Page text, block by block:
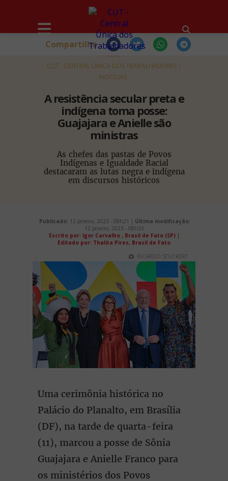
HOME
CUT - CENTRAL ÚNICA DOS TRABALHADORES
NOTÍCIAS
A resistência secular preta e
indígena toma posse:
Guajajara e Anielle são
ministras
As chefes das pastas de Povos
Indígenas e Igualdade Racial
destacaram as lutas negra e indígena
em discursos históricos
Compartilhe
Publicado: 12 Janeiro, 2023 - 08h21 | Última modificação:
12 Janeiro, 2023 - 08h33
Escrito por: Igor Carvalho , Brasil de Fato (SP)|
Editado por: Thalita Pires, Brasil de Fato
RICARDO STUCKERT
Uma cerimônia histórica no
Palácio do Planalto, em Brasília
(DF), na tarde de quarta-feira
(11), marcou a posse de Sônia
Guajajara e Anielle Franco para
os ministérios dos Povos